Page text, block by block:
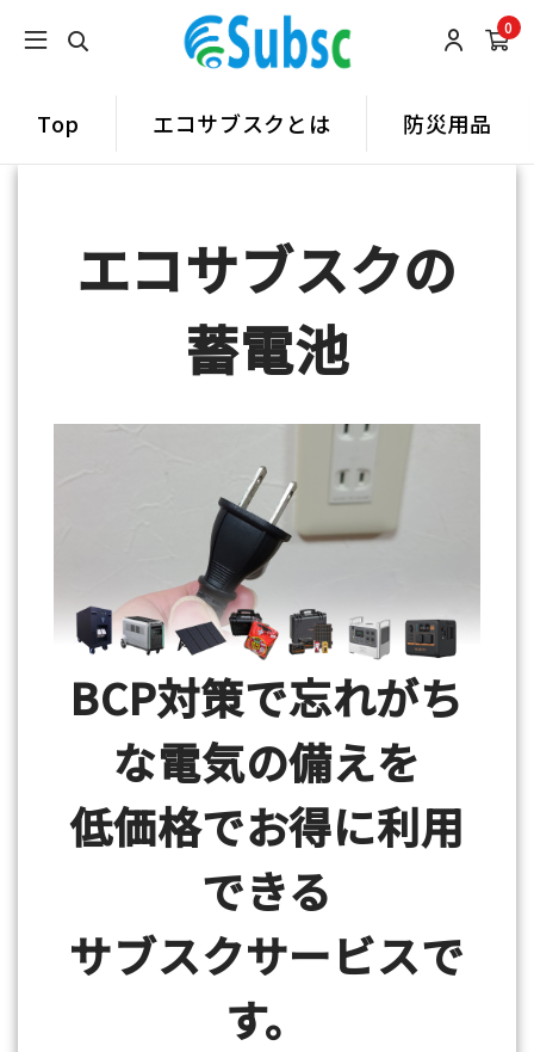
0
Top エコサブスクとは 防災用品
エコサブスクの
蓄電池
BCP対策で忘れがち
な電気の備えを
低価格でお得に利用
できる
サブスクサービスで
す。